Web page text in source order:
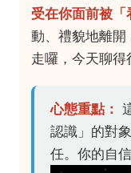
受在你面前被「
動、禮貌地離開
走囉，今天聊得
心態重點：
認識」的對
任。你的自